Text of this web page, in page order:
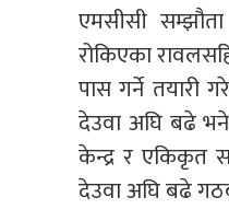
एमसीसी
रोकिएका
पास गर्ने तयारी
देउवा अघि बढे
केन्द्र र एकिकृत
देउवा अघि बढे